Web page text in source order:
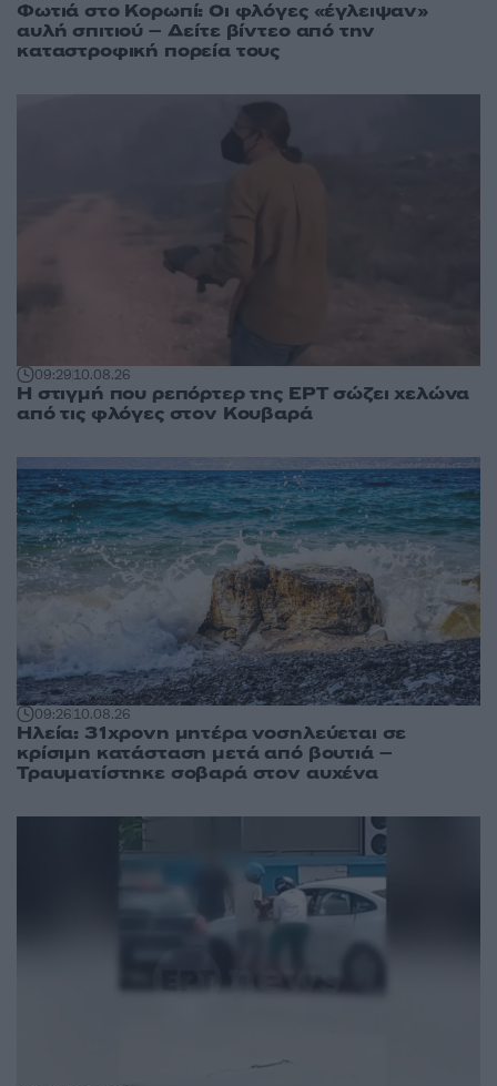
Φωτιά στο Κορωπί: Οι φλόγες «έγλειψαν»
αυλή σπιτιού – Δείτε βίντεο από την
καταστροφική πορεία τους
09:2910.08.26
Η στιγμή που ρεπόρτερ της ΕΡΤ σώζει χελώνα
από τις φλόγες στον Κουβαρά
09:2610.08.26
Ηλεία: 31χρονη μητέρα νοσηλεύεται σε
κρίσιμη κατάσταση μετά από βουτιά –
Τραυματίστηκε σοβαρά στον αυχένα